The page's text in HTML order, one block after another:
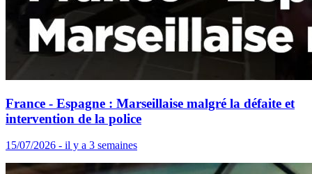
France - Espagne : Marseillaise malgré la défaite et
intervention de la police
15/07/2026 - il y a 3 semaines